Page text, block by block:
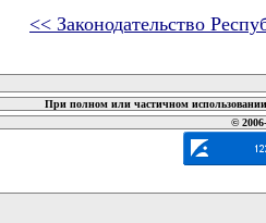
<< Законодательство
При полном или частичном
©